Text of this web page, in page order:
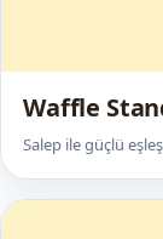
Waffle
Salep ile güçlü